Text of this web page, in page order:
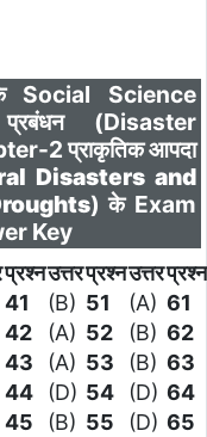
Social Science
(Disaster
2 प्राकृतिक आपदा
Disasters and
) के Exam
Key
प्रश्नउत्तरप्रश्नउत्तरप्रश्न
41 (B) 51 (A) 61
42 (A) 52 (B) 62
43 (A) 53 (B) 63
44 (D) 54 (D) 64
45 (B) 55 (D) 65